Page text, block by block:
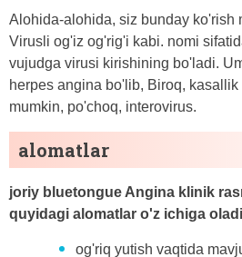
Alohida-alohida, siz bunday ko'rish
Virusli og'iz og'rig'i kabi. nomi
vujudga virusi kirishining bo'ladi.
herpes angina bo'lib, Biroq,
mumkin, po'choq, interovirus.
alomatlar
joriy bluetongue Angina klinik
quyidagi alomatlar o'z ichiga
og'riq yutish vaqtida